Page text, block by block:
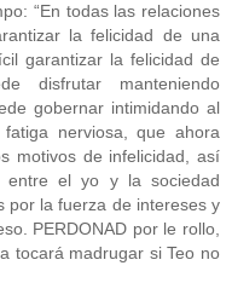
“En todas las relaciones
la felicidad de una
garantizar la felicidad de
disfrutar manteniendo
gobernar intimidando al
nerviosa, que ahora
motivos de infelicidad, así
entre el yo y la sociedad
por la fuerza de intereses y
PERDONAD por le rollo,
tocará madrugar si Teo no